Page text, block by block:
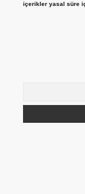
içerikler yasal süre